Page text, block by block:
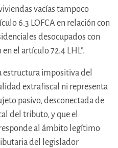
vacías tampoco
6.3 LOFCA en relación con
desocupados con
el artículo 72.4 LHL”.
estructura impositiva del
extrafiscal ni representa
pasivo, desconectada de
del tributo, y que el
al ámbito legítimo
del legislador